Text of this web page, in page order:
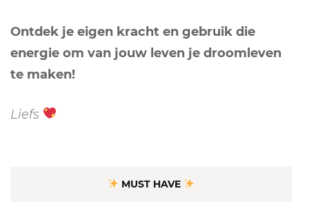
Ontdek je eigen kracht en gebruik die
energie om van jouw leven je droomleven
te maken!
Liefs
MUST HAVE